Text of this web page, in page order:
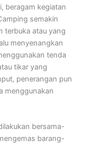
beragam kegiatan
semakin
terbuka atau yang
menyenangkan
tenda
tikar yang
penerangan pun
menggunakan
bersama-
barang-